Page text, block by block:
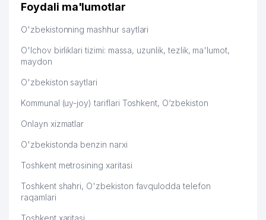
42
TOSHKENT SHAHRI MINTAQAVIY
44 BISH-SERVIS MChJ
YOSLAR OVOZI VA MOLODYOJ
TAHRIRIYATI
48
FIRMASI
921 м
Hamida 03.08.2026 12:45:39
Foydali ma'lumotlar
O'zbekistonning mashhur saytlari
O'lchov birliklari tizimi: massa, uzunlik, tezlik, ma'lumot,
maydon
O'zbekiston saytlari
Kommunal (uy-joy) tariflari Toshkent, O‘zbekiston
Onlayn xizmatlar
O'zbekistonda benzin narxi
Toshkent metrosining xaritasi
Toshkent shahri, O'zbekiston favqulodda telefon
raqamlari
Toshkent xaritasi